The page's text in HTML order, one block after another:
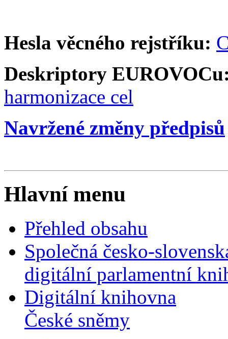
Hesla věcného rejstříku:
Deskriptory
harmonizace cel
Navržené změny předpisů
Hlavní menu
Přehled obsahu
Společná česko-
digitální parlamentní
Digitální knihovna
České sněmy